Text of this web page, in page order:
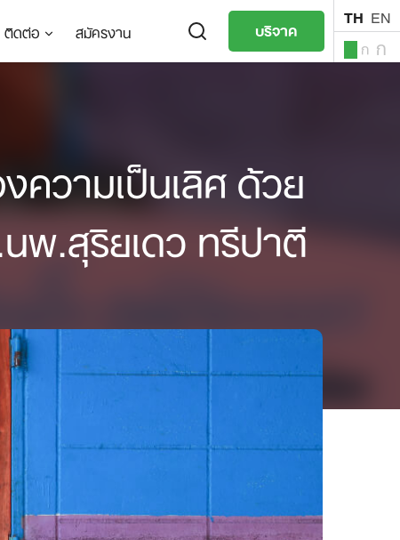
ติดต่อ สมัครงาน บริจาค TH EN
ก ก
วามเป็นเลิศ ด้วย
พ.สุริยเดว ทรีปาตี